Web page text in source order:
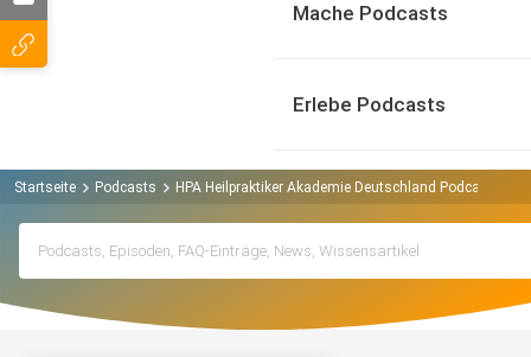
Mache Podcasts
Erlebe Podcasts
Startseite Podcasts HPA Heilpraktiker Akademie Deutschland Podcast